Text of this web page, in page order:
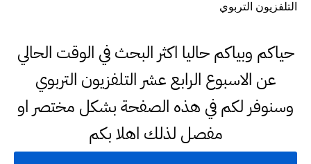
التلفزيون التربوي
حياكم وبياكم حاليا اكثر البحث في الوقت الحالي
عن الاسبوع الرابع عشر التلفزيون التربوي
وسنوفر لكم في هذه الصفحة بشكل مختصر او
مفصل لذلك اهلا بكم